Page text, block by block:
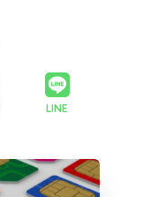
LINE